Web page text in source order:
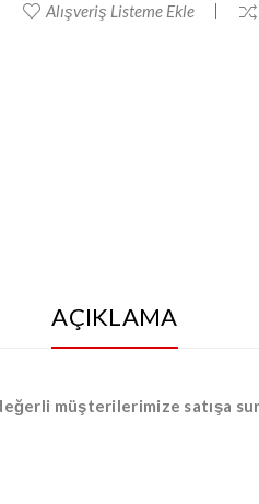
Alışveriş Listeme Ekle
AÇIKLAMA
müşterilerimize satışa